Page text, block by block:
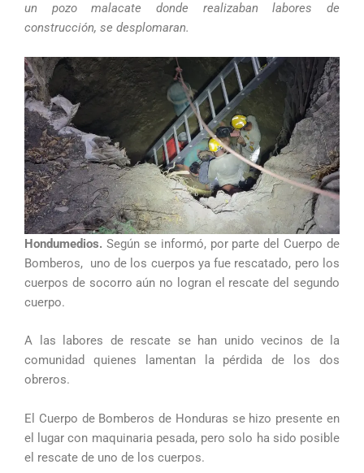
un pozo malacate donde realizaban labores de
construcción, se desplomaran.
Hondumedios. Según se informó, por parte del Cuerpo de
Bomberos, uno de los cuerpos ya fue rescatado, pero los
cuerpos de socorro aún no logran el rescate del segundo
cuerpo.
A las labores de rescate se han unido vecinos de la
comunidad quienes lamentan la pérdida de los dos
obreros.
El Cuerpo de Bomberos de Honduras se hizo presente en
el lugar con maquinaria pesada, pero solo ha sido posible
el rescate de uno de los cuerpos.